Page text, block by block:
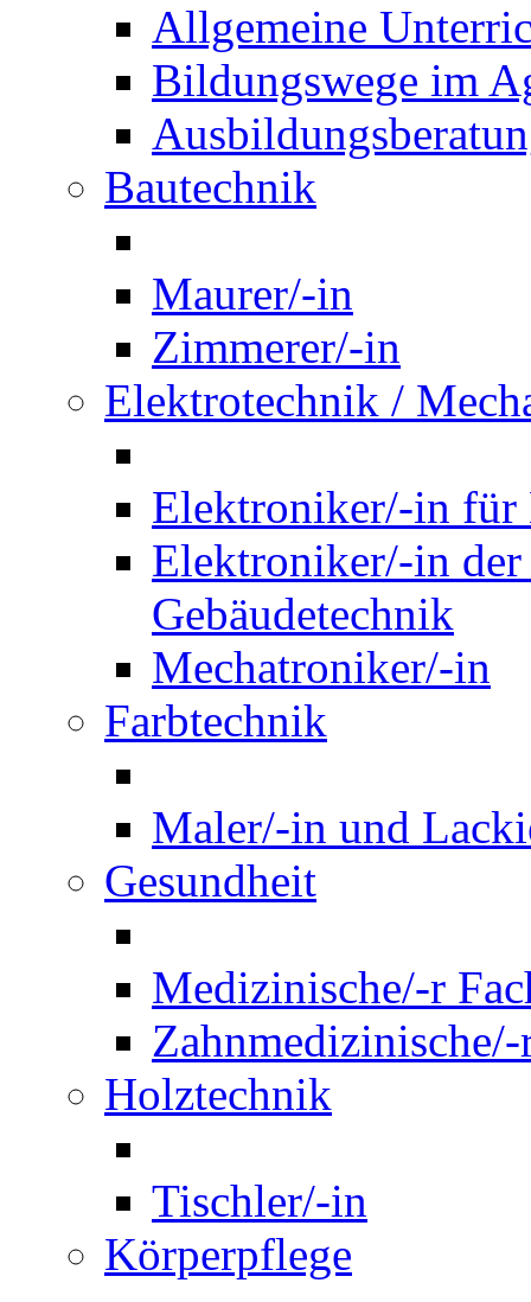
Allgemeine
Bildungswege im
Bautechnik
Maurer/-in
Zimmerer/-in
Elektrotechnik /
Elektroniker/-in für
Elektroniker/-in
Gebäudetechnik
Mechatroniker/-in
Farbtechnik
Maler/-in und
Gesundheit
Medizinische/-r
Holztechnik
Tischler/-in
Körperpflege